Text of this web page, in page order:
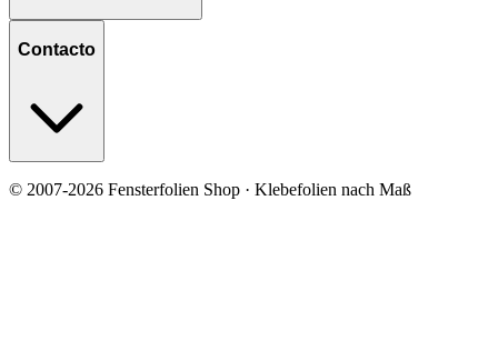
Contacto
© 2007-2026 Fensterfolien Shop · Klebefolien nach Maß